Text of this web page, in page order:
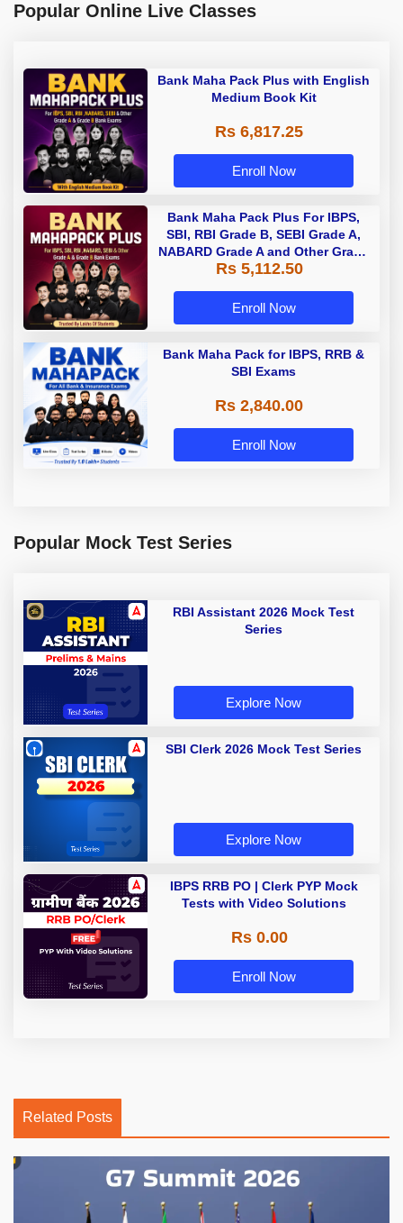
Popular Online Live Classes
Bank Maha Pack Plus with English
Medium Book Kit
Rs 6,817.25
Enroll Now
Bank Maha Pack Plus For IBPS,
SBI, RBI Grade B, SEBI Grade A,
NABARD Grade A and Other Grade
A & Grade B Bank Exams
Rs 5,112.50
Enroll Now
Bank Maha Pack for IBPS, RRB &
SBI Exams
Rs 2,840.00
Enroll Now
Popular Mock Test Series
RBI Assistant 2026 Mock Test
Series
Explore Now
SBI Clerk 2026 Mock Test Series
Explore Now
IBPS RRB PO | Clerk PYP Mock
Tests with Video Solutions
Rs 0.00
Enroll Now
Related Posts